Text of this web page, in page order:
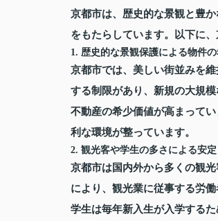
京都市は、歴史的な景観と豊
をもたらしています。以下に
1. 歴史的な景観保護による物件
京都市では、美しい街並みを
する制限があり、新規の大規
不動産の希少価値が高まって
利な環境が整っています。
2. 観光客や学生の多さによる安
京都市は国内外から多くの観
により、観光業に従事する労
学生は毎年新入生が入学する